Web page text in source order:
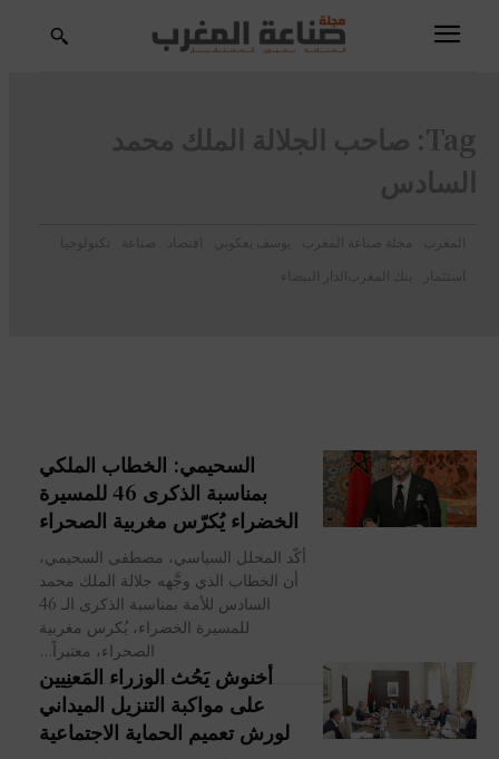
Tag: صاحب الجلالة الملك محمد
السادس
المغرب مجلة صناعة المغرب يوسف يعكوبي اقتصاد صناعة
تكنولوجيا
استثمار
بنك المغرب الدار البيضاء
السحيمي: الخطاب الملكي
بمناسبة الذكرى 46 للمسيرة
الخضراء يُكرّس مغربية الصحراء
أكّد المحلل السياسي، مصطفى السحيمي،
أن الخطاب الذي وجَّهه جلالة الملك محمد
السادس للأمة بمناسبة الذكرى الـ 46
للمسيرة الخضراء، يُكرس مغربية
الصحراء، معتبراً...
أخنوش يَحُث الوزراء المَعنِيين
على مواكبة التنزيل الميداني
لورش تعميم الحماية الاجتماعية